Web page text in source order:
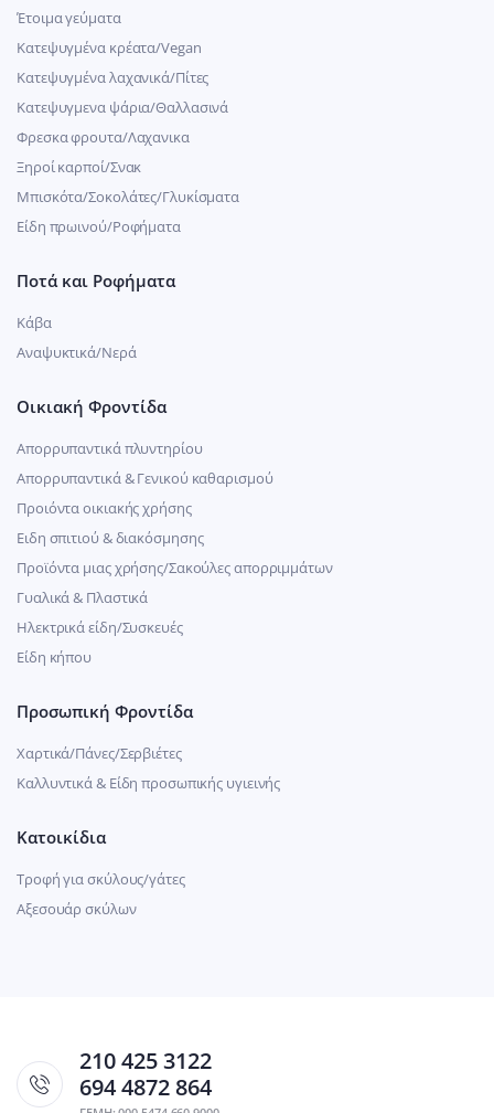
Έτοιμα γεύματα
Κατεψυγμένα κρέατα/Vegan
Kατεψυγμένα λαχανικά/Πίτες
Κατεψυγμενα ψάρια/Θαλλασινά
Φρεσκα φρουτα/Λαχανικα
Ξηροί καρποί/Σνακ
Μπισκότα/Σοκολάτες/Γλυκίσματα
Είδη πρωινού/Ροφήματα
Ποτά και Ροφήματα
Κάβα
Αναψυκτικά/Νερά
Οικιακή Φροντίδα
Απορρυπαντικά πλυντηρίου
Απορρυπαντικά & Γενικού καθαρισμού
Προιόντα οικιακής χρήσης
Ειδη σπιτιού & διακόσμησης
Προϊόντα μιας χρήσης/Σακούλες απορριμμάτων
Γυαλικά & Πλαστικά
Ηλεκτρικά είδη/Συσκευές
Είδη κήπου
Προσωπική Φροντίδα
Χαρτικά/Πάνες/Σερβιέτες
Καλλυντικά & Είδη προσωπικής υγιεινής
Κατοικίδια
Τροφή για σκύλους/γάτες
Αξεσουάρ σκύλων
210 425 3122
694 4872 864